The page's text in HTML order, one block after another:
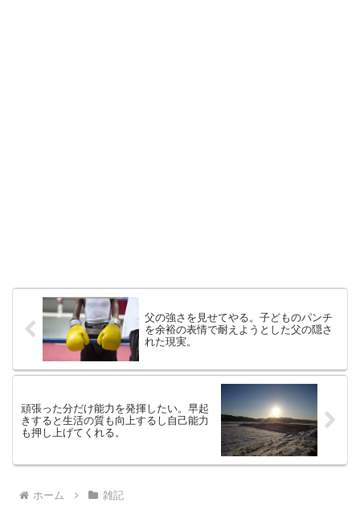
父の強さを見せてやる。子どものパンチ
を余裕の表情で耐えようとした父の隠さ
れた現実。
頑張った分だけ能力を発揮したい。早起
きすると生活の質も向上するし自己能力
も押し上げてくれる。
ホーム 雑記